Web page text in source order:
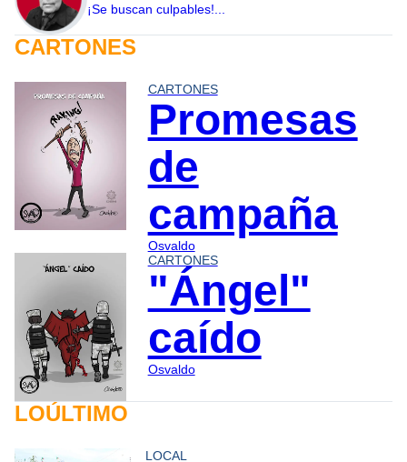
¡Se buscan culpables!...
CARTONES
CARTONES
Promesas
de
campaña
Osvaldo
CARTONES
"Ángel"
caído
Osvaldo
LOÚLTIMO
LOCAL